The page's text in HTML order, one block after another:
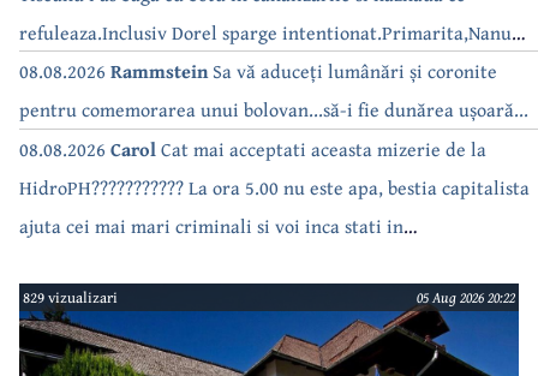
refuleaza.Inclusiv Dorel sparge intentionat.Primarita,Nanu
bea apa de la robinet.Asta as intreba o si pe Izabel Mitrea
08.08.2026 RammsteinSa vă aduceți lumânări și coronite
pentru comemorarea unui bolovan...să-i fie dunărea ușoară...
08.08.2026 CarolCat mai acceptati aceasta mizerie de la
HidroPH??????????? La ora 5.00 nu este apa, bestia capitalista
ajuta cei mai mari criminali si voi inca stati in
829 vizualizari 05 Aug 2026 20:22